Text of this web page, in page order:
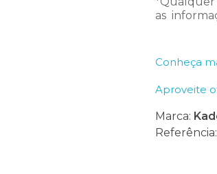
as
Conheça
Aproveite
Marca:
Referência: